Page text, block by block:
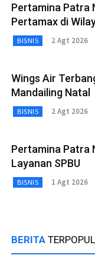
Pertamina Patra
Pertamax di
BISNIS 2 Agt 2026
Wings Air
Mandailing Natal
BISNIS 2 Agt 2026
Pertamina Patra
Layanan SPBU
BISNIS 1 Agt 2026
BERITA